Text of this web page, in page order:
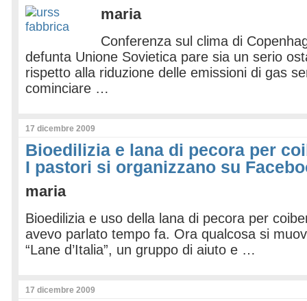
maria
Conferenza sul clima di
defunta Unione Sovietica pare sia un serio
rispetto alla riduzione delle emissioni di gas
cominciare …
17 dicembre 2009
Bioedilizia e lana di pecora per
I pastori si organizzano su
maria
Bioedilizia e uso della lana di pecora per
avevo parlato tempo fa. Ora qualcosa si
“Lane d’Italia”, un gruppo di aiuto e …
17 dicembre 2009